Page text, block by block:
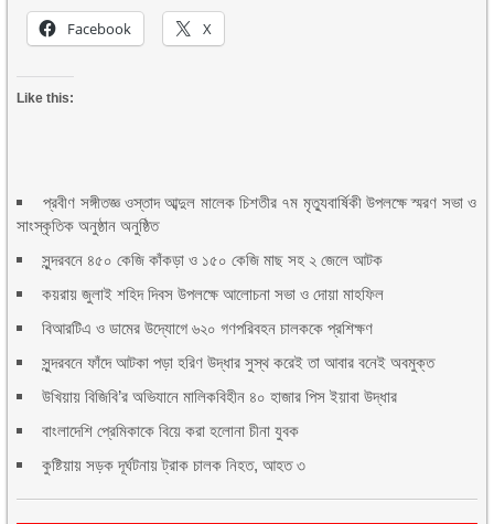
Facebook X
Like this:
প্রবীণ সঙ্গীতজ্ঞ ওস্তাদ আব্দুল মালেক চিশতীর ৭ম মৃত্যুবার্ষিকী উপলক্ষে স্মরণ সভা ও
সাংস্কৃতিক অনুষ্ঠান অনুষ্ঠিত
সুন্দরবনে ৪৫০ কেজি কাঁকড়া ও ১৫০ কেজি মাছ সহ ২ জেলে আটক
কয়রায় জুলাই শহিদ দিবস উপলক্ষে আলোচনা সভা ও দোয়া মাহফিল
বিআরটিএ ও ডামের উদ্যোগে ৬২০ গণপরিবহন চালককে প্রশিক্ষণ
সুন্দরবনে ফাঁদে আটকা পড়া হরিণ উদ্ধার সুস্থ করেই তা আবার বনেই অবমুক্ত
উখিয়ায় বিজিবি’র অভিযানে মালিকবিহীন ৪০ হাজার পিস ইয়াবা উদ্ধার
বাংলাদেশি প্রেমিকাকে বিয়ে করা হলোনা চীনা যুবক
কুষ্টিয়ায় সড়ক দূর্ঘটনায় ট্রাক চালক নিহত, আহত ৩